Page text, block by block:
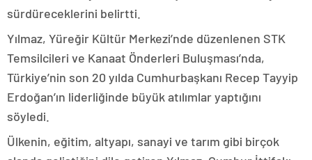
sürdüreceklerini belirtti.
Yılmaz, Yüreğir Kültür Merkezi’nde düzenlenen STK
Temsilcileri ve Kanaat Önderleri Buluşması’nda,
Türkiye’nin son 20 yılda Cumhurbaşkanı Recep Tayyip
Erdoğan’ın liderliğinde büyük atılımlar yaptığını
söyledi.
Ülkenin, eğitim, altyapı, sanayi ve tarım gibi birçok